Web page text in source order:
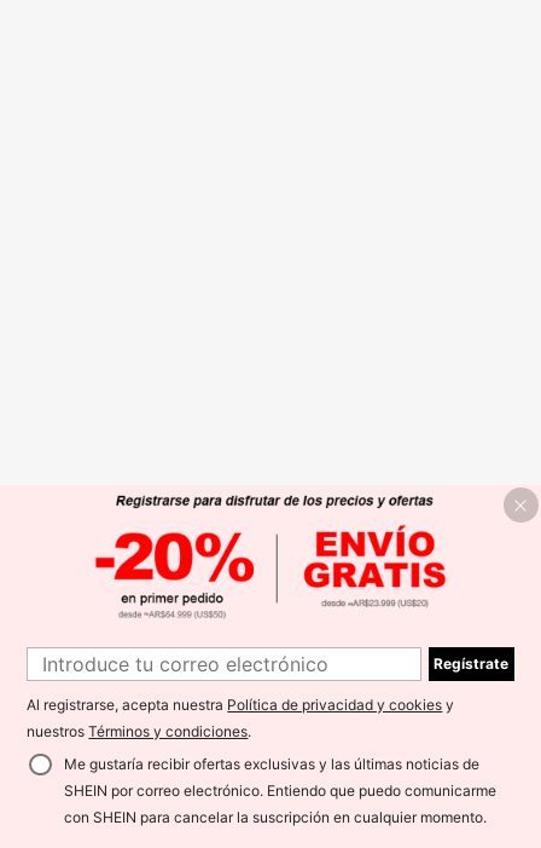
Regístrate
Al registrarse, acepta nuestra Política de privacidad y cookies y
nuestrosTérminos y condiciones.
Me gustaría recibir ofertas exclusivas y las últimas noticias de
SHEIN por correo electrónico. Entiendo que puedo comunicarme
con SHEIN para cancelar la suscripción en cualquier momento.